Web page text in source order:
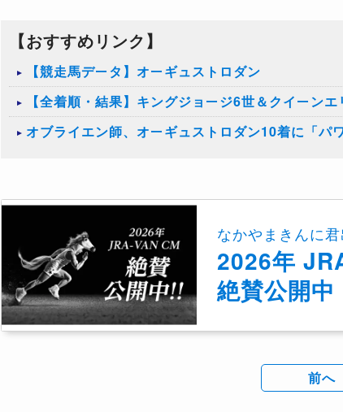
【おすすめリンク】
【競走馬データ】オーギュストロダン
【全着順・結果】キングジョージ6世＆クイーンエ
オブライエン師、オーギュストロダン10着に「パ
なかやまきんに
2026年
絶賛公開中
前へ